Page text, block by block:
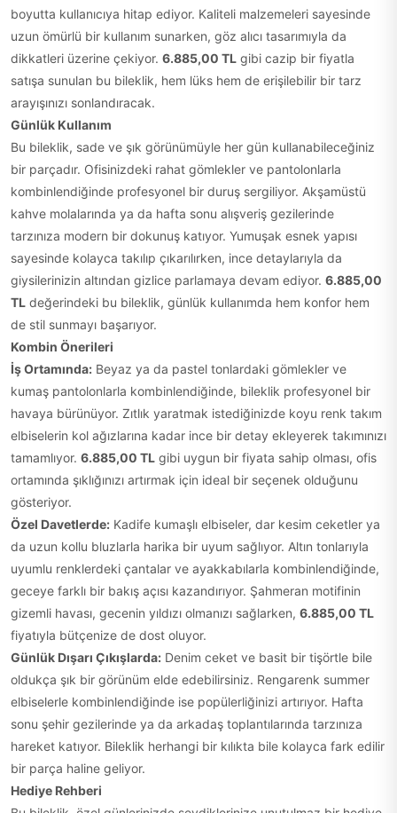
boyutta kullanıcıya hitap ediyor. Kaliteli malzemeleri sayesinde
uzun ömürlü bir kullanım sunarken, göz alıcı tasarımıyla da
dikkatleri üzerine çekiyor. 6.885,00 TL gibi cazip bir fiyatla
satışa sunulan bu bileklik, hem lüks hem de erişilebilir bir tarz
arayışınızı sonlandıracak.
Günlük Kullanım
Bu bileklik, sade ve şık görünümüyle her gün kullanabileceğiniz
bir parçadır. Ofisinizdeki rahat gömlekler ve pantolonlarla
kombinlendiğinde profesyonel bir duruş sergiliyor. Akşamüstü
kahve molalarında ya da hafta sonu alışveriş gezilerinde
tarzınıza modern bir dokunuş katıyor. Yumuşak esnek yapısı
sayesinde kolayca takılıp çıkarılırken, ince detaylarıyla da
giysilerinizin altından gizlice parlamaya devam ediyor. 6.885,00
TL değerindeki bu bileklik, günlük kullanımda hem konfor hem
de stil sunmayı başarıyor.
Kombin Önerileri
İş Ortamında: Beyaz ya da pastel tonlardaki gömlekler ve
kumaş pantolonlarla kombinlendiğinde, bileklik profesyonel bir
havaya bürünüyor. Zıtlık yaratmak istediğinizde koyu renk takım
elbiselerin kol ağızlarına kadar ince bir detay ekleyerek takımınızı
tamamlıyor. 6.885,00 TL gibi uygun bir fiyata sahip olması, ofis
ortamında şıklığınızı artırmak için ideal bir seçenek olduğunu
gösteriyor.
Özel Davetlerde: Kadife kumaşlı elbiseler, dar kesim ceketler ya
da uzun kollu bluzlarla harika bir uyum sağlıyor. Altın tonlarıyla
uyumlu renklerdeki çantalar ve ayakkabılarla kombinlendiğinde,
geceye farklı bir bakış açısı kazandırıyor. Şahmeran motifinin
gizemli havası, gecenin yıldızı olmanızı sağlarken, 6.885,00 TL
fiyatıyla bütçenize de dost oluyor.
Günlük Dışarı Çıkışlarda: Denim ceket ve basit bir tişörtle bile
oldukça şık bir görünüm elde edebilirsiniz. Rengarenk summer
elbiselerle kombinlendiğinde ise popülerliğinizi artırıyor. Hafta
sonu şehir gezilerinde ya da arkadaş toplantılarında tarzınıza
hareket katıyor. Bileklik herhangi bir kılıkta bile kolayca fark edilir
bir parça haline geliyor.
Hediye Rehberi